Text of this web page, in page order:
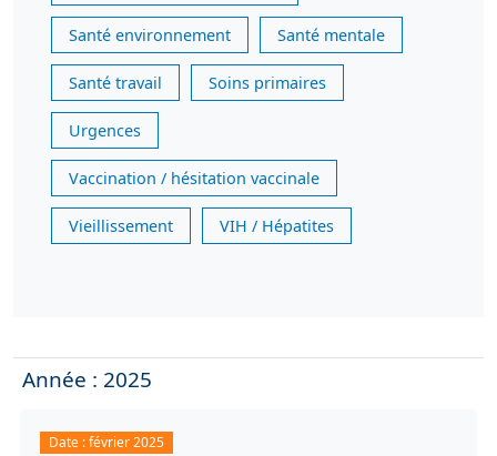
Santé environnement Santé mentale
Santé travail Soins primaires
Urgences
Vaccination / hésitation vaccinale
Vieillissement VIH / Hépatites
Année : 2025
Date :février 2025